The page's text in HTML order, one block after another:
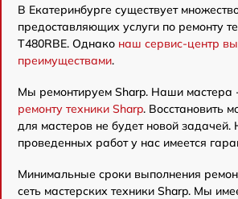
В Екатеринбурге существует
предоставляющих услуги по ремонту
T480RBE. Однако наш сервис-центр
преимуществами.
Мы ремонтируем Sharp. Наши мастера
ремонту техники Sharp. Восстановить
для мастеров не будет новой
проведенных работ у нас имеется
Минимальные сроки выполнения
сеть мастерских техники Sharp. Мы